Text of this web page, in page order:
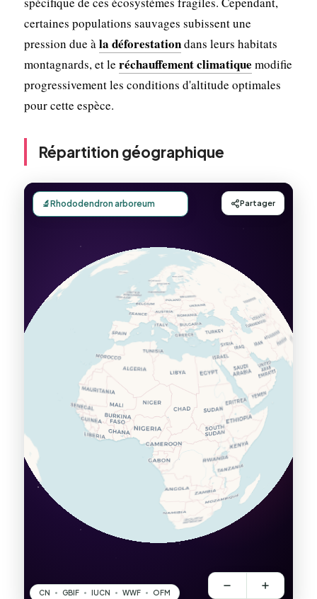
certaines populations sauvages subissent une
pression due àla déforestationdans leurs habitats
montagnards, et le réchauffement climatique modifie
progressivement les conditions d'altitude optimales
pour cette espèce.
Répartition géographique